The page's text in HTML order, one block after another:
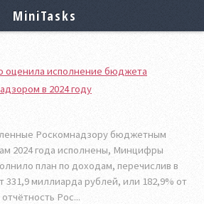
оценила исполнение бюджета
в 2024 году
Роскомнадзору бюджетным
2024 года исполнены, Минцифры
план по доходам, перечислив в
миллиарда рублей, или 182,9% от
Рос...
MiniTasks